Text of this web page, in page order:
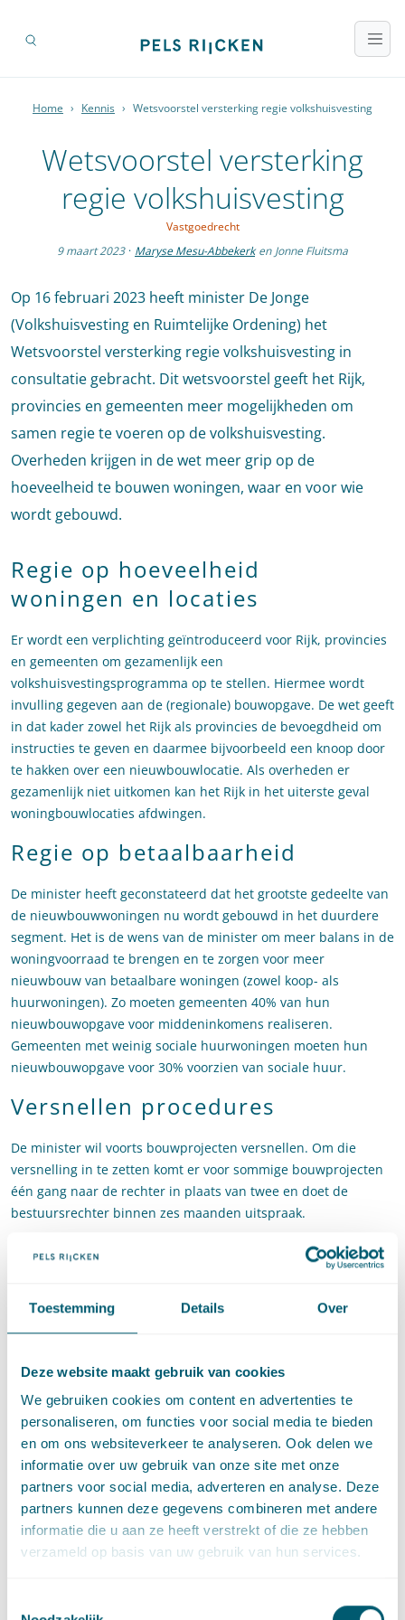
Toestemming Details Over
Deze website maakt gebruik van cookies
We gebruiken cookies om content en advertenties te
personaliseren, om functies voor social media te bieden
en om ons websiteverkeer te analyseren. Ook delen we
informatie over uw gebruik van onze site met onze
partners voor social media, adverteren en analyse. Deze
partners kunnen deze gegevens combineren met andere
informatie die u aan ze heeft verstrekt of die ze hebben
verzameld op basis van uw gebruik van hun services.
Home › Kennis › Wetsvoorstel versterking regie volkshuisvesting
Wetsvoorstel versterking
regie volkshuisvesting
Vastgoedrecht
9 maart 2023 · Maryse Mesu-Abbekerk en Jonne Fluitsma
Op 16 februari 2023 heeft minister De Jonge
(Volkshuisvesting en Ruimtelijke Ordening) het
Wetsvoorstel versterking regie volkshuisvesting in
consultatie gebracht. Dit wetsvoorstel geeft het Rijk,
provincies en gemeenten meer mogelijkheden om
samen regie te voeren op de volkshuisvesting.
Overheden krijgen in de wet meer grip op de
hoeveelheid te bouwen woningen, waar en voor wie
wordt gebouwd.
Regie op hoeveelheid
woningen en locaties
Er wordt een verplichting geïntroduceerd voor Rijk, provincies
en gemeenten om gezamenlijk een
volkshuisvestingsprogramma op te stellen. Hiermee wordt
invulling gegeven aan de (regionale) bouwopgave. De wet geeft
in dat kader zowel het Rijk als provincies de bevoegdheid om
instructies te geven en daarmee bijvoorbeeld een knoop door
te hakken over een nieuwbouwlocatie. Als overheden er
gezamenlijk niet uitkomen kan het Rijk in het uiterste geval
woningbouwlocaties afdwingen.
Regie op betaalbaarheid
De minister heeft geconstateerd dat het grootste gedeelte van
de nieuwbouwwoningen nu wordt gebouwd in het duurdere
segment. Het is de wens van de minister om meer balans in de
woningvoorraad te brengen en te zorgen voor meer
nieuwbouw van betaalbare woningen (zowel koop- als
huurwoningen). Zo moeten gemeenten 40% van hun
nieuwbouwopgave voor middeninkomens realiseren.
Gemeenten met weinig sociale huurwoningen moeten hun
nieuwbouwopgave voor 30% voorzien van sociale huur.
Versnellen procedures
De minister wil voorts bouwprojecten versnellen. Om die
versnelling in te zetten komt er voor sommige bouwprojecten
één gang naar de rechter in plaats van twee en doet de
bestuursrechter binnen zes maanden uitspraak.
Regie evenredige verdeling
vinden, zoals voor mensen die uitstromen vanuit de GGZ of de
maatschappelijke opvang. Dit wetsvoorstel creëert meer
nodig hebben. Gemeenten moeten in hun
huisvestingsverordening een urgentieregeling vaststellen,
waarbij ze verplicht een aantal landelijk geldende categorieën
‘urgent woningzoekenden’ moeten opnemen.
Verstevigen van lokale
prestatieafspraken
Het wetsvoorstel regelt daarnaast dat de gemeentelijke